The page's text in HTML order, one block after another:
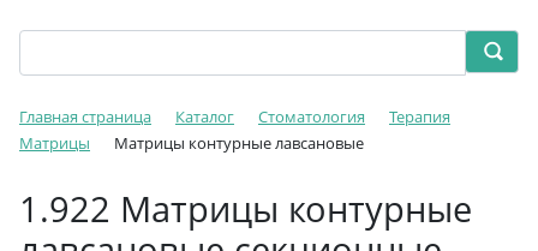
Главная страница Каталог Стоматология
Терапия
Матрицы
Матрицы контурные лавсановые
1.922 Матрицы контурные